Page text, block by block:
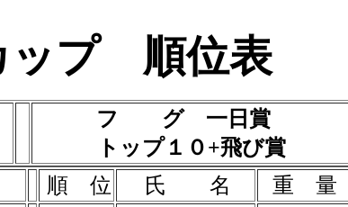
ップ 順位表
フ グ 一日賞
トップ１０+飛び賞
順 位 氏 名 重 量